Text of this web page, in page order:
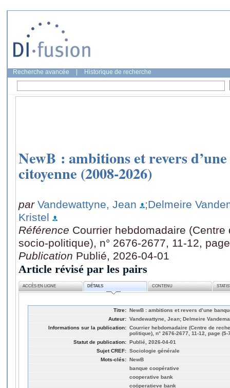
Recherche avancée Historique de recherche
NewB : ambitions et revers
citoyenne (2008-2026)
par Vandewattyne, Jean
;Delmeire
Kristel
Référence Courrier hebdomadaire
socio-politique), n° 2676-2677, 11-12,
Publication Publié, 2026-04-01
Article révisé par les pairs
ACCÈS EN LIGNE DÉTAILS CONTENU
Titre: NewB : ambitions et revers d’une
Auteur: Vandewattyne, Jean; Delmeire
Informations sur la publication: Courrier hebdomadaire (Centre de
politique), n° 2676-2677, 11-12, page (5-
Statut de publication: Publié, 2026-04-01
Sujet CREF: Sociologie générale
Mots-clés: NewB
banque coopérative
cooperative bank
coöperatieve bank